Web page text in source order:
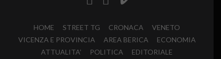
HOME STREET TG CRONACA
VENETO
VICENZA E PROVINCIA
AREA BERICA
ECONOMIA
ATTUALITA’
POLITICA
EDITORIALE